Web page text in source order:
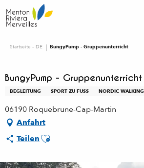
au
contenu
Startseite – DE BungyPump - Gruppenunterricht
BungyPump - Gruppenunterricht
BEGLEITUNG SPORT ZU FUSS NORDIC WALKING
06190 Roquebrune-Cap-Martin
Anfahrt
TeilenAjouter aux favoris